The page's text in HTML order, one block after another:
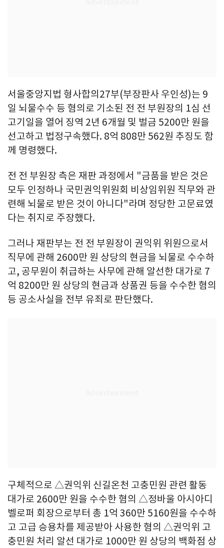
서울중앙지법 형사합의27부(부장판사 우인성)는 9
일 뇌물수수 등 혐의로 기소된 전 전 부원장의 1심 선
고기일을 열어 징역 2년 6개월 및 벌금 5200만 원을
선고하고 법정구속했다. 8억 808만 562원 추징도 함
께 명령했다.
전 전 부원장 측은 재판 과정에서 "금품을 받은 것은
모두 인정하나 국민권익위원회 비상임위원 직무와 관
련해 뇌물로 받은 것이 아니다"라며 정당한 고문료였
다는 취지로 주장했다.
그러나 재판부는 전 전 부원장이 권익위 위원으로서
직무에 관해 2600만 원 상당의 현금을 뇌물로 수수하
고, 공무원이 취급하는 사무에 관해 알선한 대가로 7
억 8200만 원 상당의 현금과 상품권 등을 수수한 혐의
등 공소사실을 전부 유죄로 판단했다.
구체적으로 △권익위 신길온천 고충민원 관련 활동
대가로 2600만 원을 수수한 혐의 △정바울 아시아디
벨로퍼 회장으로부터 총 1억 360만 5160원을 수수하
고 고급 승용차를 제공받아 사용한 혐의 △권익위 고
충민원 처리 알선 대가로 1000만 원 상당의 백화점 상